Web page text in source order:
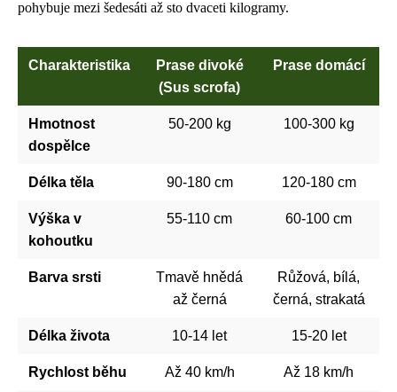
pohybuje mezi šedesáti až sto dvaceti kilogramy.
Charakteristika
Prase divoké
(Sus scrofa)
Prase domácí
Hmotnost
dospělce
50-200 kg 100-300 kg
Délka těla 90-180 cm 120-180 cm
Výška v
kohoutku
55-110 cm 60-100 cm
Barva srsti
Tmavě hnědá
až černá
Růžová, bílá,
černá, strakatá
Délka života 10-14 let 15-20 let
Rychlost běhu Až 40 km/h Až 18 km/h